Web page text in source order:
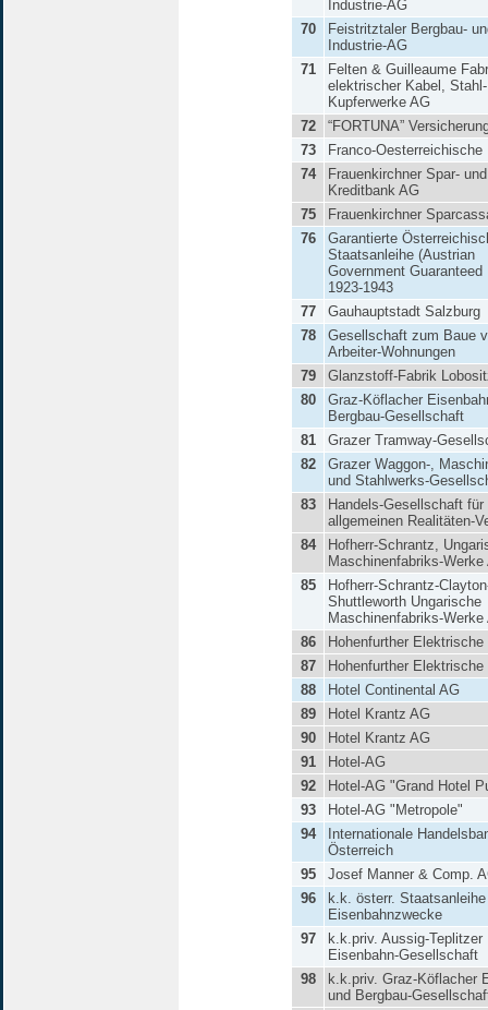
Industrie-AG
70
Feistritztaler Bergbau-
Industrie-AG
71
Felten & Guilleaume
elektrischer Kabel,
Kupferwerke AG
72
“FORTUNA”
73
Franco-Oesterreichische
74
Frauenkirchner Spar- und
Kreditbank AG
75
Frauenkirchner
76
Garantierte
Staatsanleihe (Austrian
Government Guaranteed
1923-1943
77
Gauhauptstadt Salzburg
78
Gesellschaft zum Baue
Arbeiter-Wohnungen
79
Glanzstoff-Fabrik
80
Graz-Köflacher
Bergbau-Gesellschaft
81
Grazer Tramway-
82
Grazer Waggon-,
und Stahlwerks-
83
Handels-Gesellschaft für
allgemeinen Realitäten-
84
Hofherr-Schrantz,
Maschinenfabriks-Werke
85
Hofherr-Schrantz-
Shuttleworth Ungarische
Maschinenfabriks-Werke
86
Hohenfurther Elektrische
87
Hohenfurther Elektrische
88
Hotel Continental AG
89
Hotel Krantz AG
90
Hotel Krantz AG
91
Hotel-AG
92
Hotel-AG "Grand Hotel
93
Hotel-AG "Metropole"
94
Internationale
Österreich
95
Josef Manner & Comp.
96
k.k. österr.
Eisenbahnzwecke
97
k.k.priv. Aussig-Teplitzer
Eisenbahn-Gesellschaft
98
k.k.priv. Graz-Köflacher
und Bergbau-